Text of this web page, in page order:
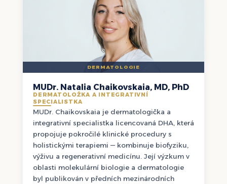
DERMATOLOGIE
MUDr. Natalia Chaikovskaia, MD, PhD
DERMATOLOŽKA A INTEGRATIVNÍ
SPECIALISTKA
MUDr. Chaikovskaia je dermatologička a
integrativní specialistka licencovaná DHA, která
propojuje pokročilé klinické procedury s
holistickými terapiemi — kombinuje biofyziku,
výživu a regenerativní medicínu. Její výzkum v
oblasti molekulární biologie a dermatologie
byl publikován v předních mezinárodních